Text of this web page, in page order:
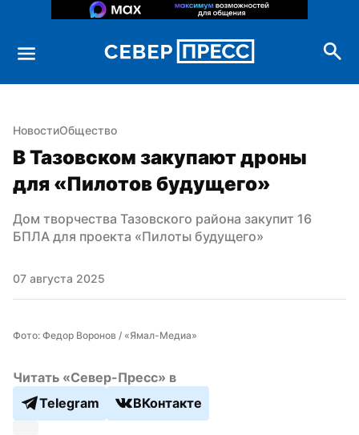
НовостиОбщество
В Тазовском закупают дроны
для «Пилотов будущего»
Дом творчества Тазовского района закупит 16
БПЛА для проекта «Пилоты будущего»
07 августа 2025
Фото: Федор Воронов / «Ямал-Медиа»
Читать «Север-Пресс» в
Telegram
ВКонтакте